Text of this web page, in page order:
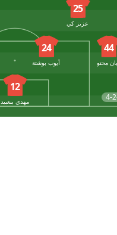
4-
25
عزيز كي
44
محتو
24
أيوب بوشتة
12
مهدي بنعبيد